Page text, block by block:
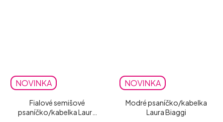
NOVINKA
Fialové semišové
psaníčko/kabelka Laura
NOVINKA
Modré psaníčko/kabelka
Laura Biaggi